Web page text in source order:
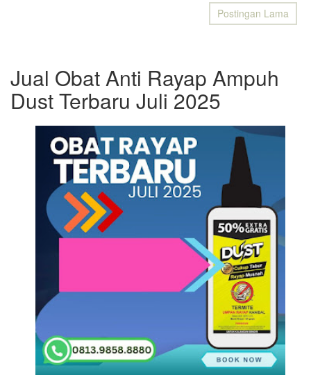
Postingan Lama
Jual Obat Anti Rayap Ampuh
Dust Terbaru Juli 2025